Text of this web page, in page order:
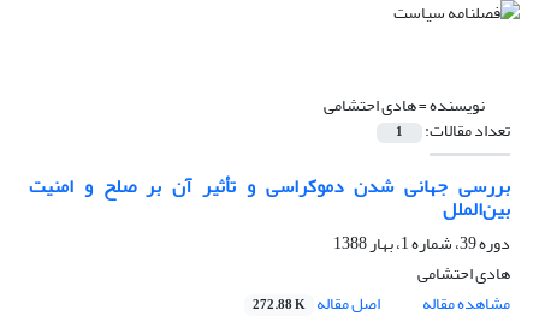
نویسنده =هادی احتشامی
تعداد مقالات: 1
بررسی جهانی شدن دموکراسی و تأثیر آن بر صلح و امنیت
بین‌الملل
دوره 39، شماره 1، بهار 1388
هادی احتشامی
مشاهده مقاله
اصل مقاله 272.88 K